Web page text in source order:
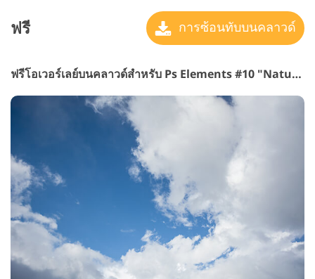
ฟรี การซ้อนทับบนคลาวด์
ฟรีโอเวอร์เลย์บนคลาวด์สำหรับ Ps Elements #10 "Natural Beauty"